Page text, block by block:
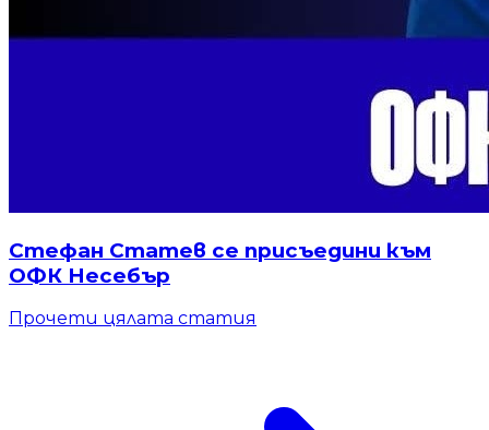
Стефан Статев се присъедини към
ОФК Несебър
Прочети цялата статия